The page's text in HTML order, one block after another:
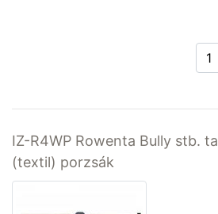
IZ-R4WP Rowenta Bully stb.
(textil) porzsák